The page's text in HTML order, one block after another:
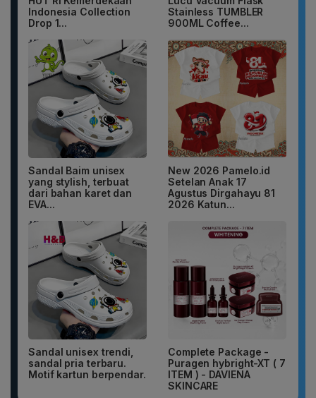
Indonesia Collection
Drop 1...
Stainless TUMBLER
900ML Coffee...
Sandal Baim unisex
yang stylish, terbuat
dari bahan karet dan
EVA...
New 2026 Pamelo.id
Setelan Anak 17
Agustus Dirgahayu 81
2026 Katun...
Sandal unisex trendi,
sandal pria terbaru.
Motif kartun berpendar.
Complete Package -
Puragen hybright-XT ( 7
ITEM ) - DAVIENA
SKINCARE